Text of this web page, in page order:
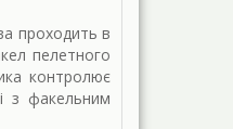
проходить в
пелетного
контролює
з факельним